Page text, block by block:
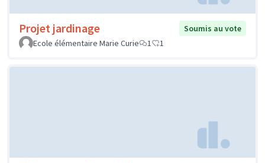
Projet jardinage
Soumis au vote
Ecole élémentaire Marie Curie
1 1